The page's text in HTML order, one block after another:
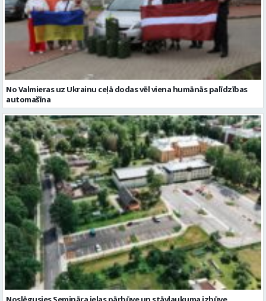
No Valmieras uz Ukrainu ceļā dodas vēl viena humānās palīdzības
automašīna